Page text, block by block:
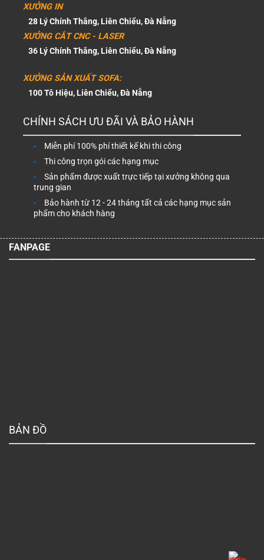
XƯỞNG IN
28 Lý Chính Thắng, Liên Chiểu, Đà Nẵng
XƯỞNG CẮT CNC - LASER
36 Lý Chính Thắng, Liên Chiểu, Đà Nẵng
XƯỞNG SẢN XUẤT SOFA:
100 Tô Hiệu, Liên Chiểu, Đà Nẵng
CHÍNH SÁCH ƯU ĐÃI VÀ BẢO HÀNH
Miễn phí 100% phí thiết kế khi thi công
Thi công trọn gói các hạng mục
Sản phẩm được xuất trực tiếp tại xưởng không qua
trung gian
Bảo hành từ 12 - 24 tháng tất cả các hạng mục sản
phẩm cho khách hàng
FANPAGE
BẢN ĐỒ